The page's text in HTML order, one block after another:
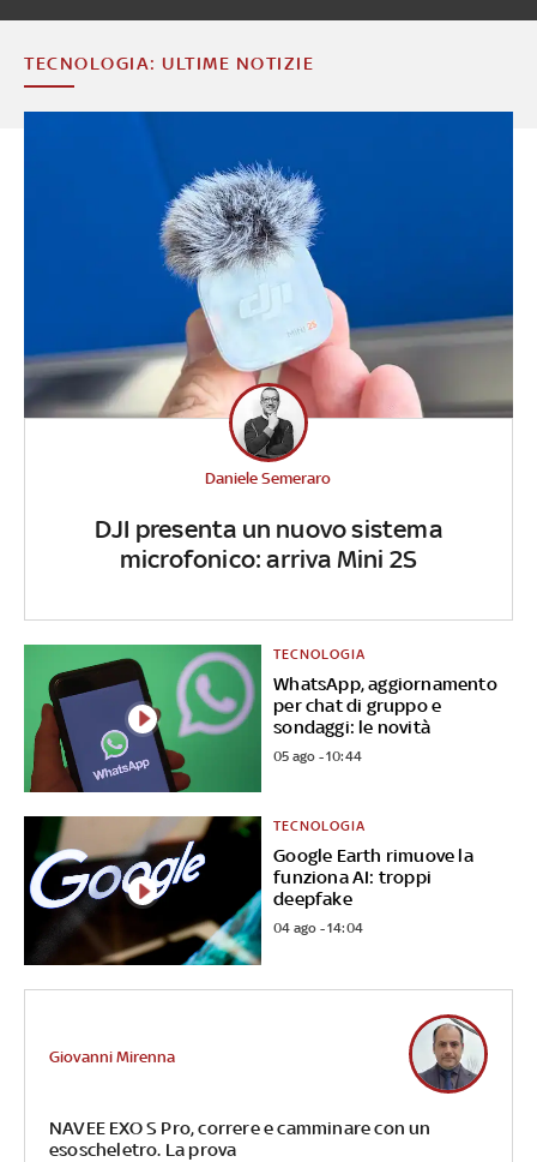
TECNOLOGIA: ULTIME NOTIZIE
DJI presenta un nuovo sistema
microfonico: arriva Mini 2S
Daniele Semeraro
WhatsApp, aggiornamento
per chat di gruppo e
sondaggi: le novità
TECNOLOGIA
05 ago - 10:44
Google Earth rimuove la
funziona AI: troppi
deepfake
TECNOLOGIA
04 ago - 14:04
NAVEE EXO S Pro, correre e camminare con un
esoscheletro. La prova
Giovanni Mirenna